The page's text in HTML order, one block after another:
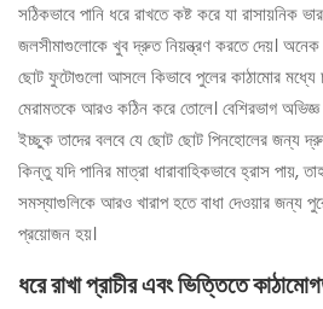
সঠিকভাবে পানি ধরে রাখতে কষ্ট করে যা রাসায়নিক
জলসীমাগুলোকে খুব দ্রুত নিয়ন্ত্রণ করতে দেয়।
ছোট ফুটোগুলো আসলে কিভাবে পুলের কাঠামোর মধ্যে
মেরামতকে আরও কঠিন করে তোলে। বেশিরভাগ
ইচ্ছুক তাদের বলবে যে ছোট ছোট পিনহোলের জন্য
কিন্তু যদি পানির মাত্রা ধারাবাহিকভাবে হ্রাস
সমস্যাগুলিকে আরও খারাপ হতে বাধা দেওয়ার জন্য
প্রয়োজন হয়।
ধরে রাখা প্রাচীর এবং ভিত্তিতে